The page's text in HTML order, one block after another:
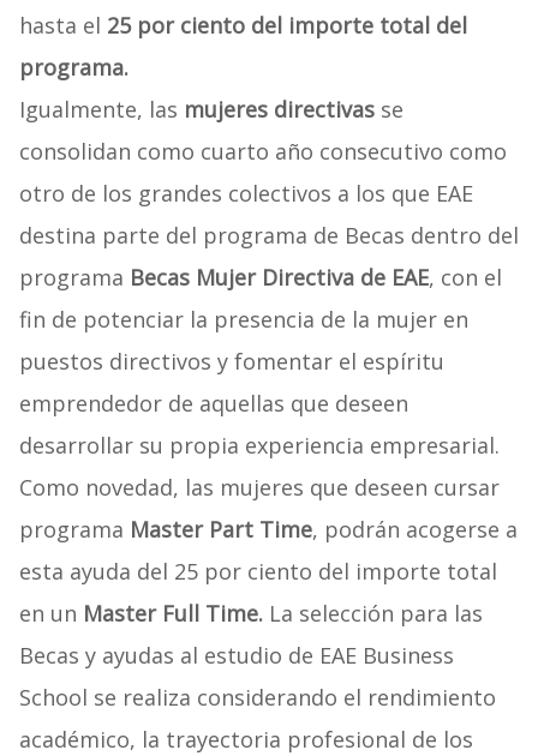
hasta el 25 por ciento del importe total del
programa.
Igualmente, las mujeres directivasse
consolidan como cuarto año consecutivo como
otro de los grandes colectivos a los que EAE
destina parte del programa de Becas dentro del
programa Becas Mujer Directiva de EAE, con el
fin de potenciar la presencia de la mujer en
puestos directivos y fomentar el espíritu
emprendedor de aquellas que deseen
desarrollar su propia experiencia empresarial.
Como novedad, las mujeres que deseen cursar
programa Master Part Time, podrán acogerse a
esta ayuda del 25 por ciento del importe total
en un Master Full Time.La selección para las
Becas y ayudas al estudio de EAE Business
School se realiza considerando el rendimiento
académico, la trayectoria profesional de los